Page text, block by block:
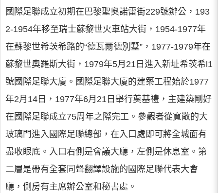
國際足聯成立初期在巴黎聖奧諾雷街229號辦公，193
2-1954年移至瑞士蘇黎世火車站大街，1954-1977年
在蘇黎世希茨希路的“德瓦爾德別墅”，1977-1979年在
蘇黎世奧羅斯大街，1979年5月21日進入新址希茨希l1
號國際足聯大廈。國際足聯大廈的建築工程始於1977
年2月14日，1977年6月21日舉行奠基禮，主建築剛好
在國際足聯成立75周年之際完工。參觀者從寬敞的大
玻璃門進入國際足聯總部，在入口處即可將全城面有
盡收眼底。入口右側是會議大廳，左側是休息室。第
二層是帶有全套同聲翻譯設施的國際足聯代表大會
廳，側房有主席辦公室和秘書處。